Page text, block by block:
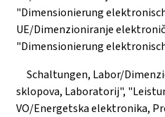
"Dimensionierung
UE/Dimenzioniranje
"Dimensionierung
Schaltungen, Labor/
sklopova, Laboratorij",
VO/Energetska elektronika,